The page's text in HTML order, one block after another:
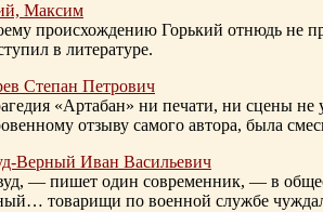
Максим
происхождению Горький отнюдь не
в литературе.
Степан Петрович
«Артабан» ни печати, ни сцены
отзыву самого автора, была
Верный Иван Васильевич
— пишет один современник, — в
товарищи по военной службе